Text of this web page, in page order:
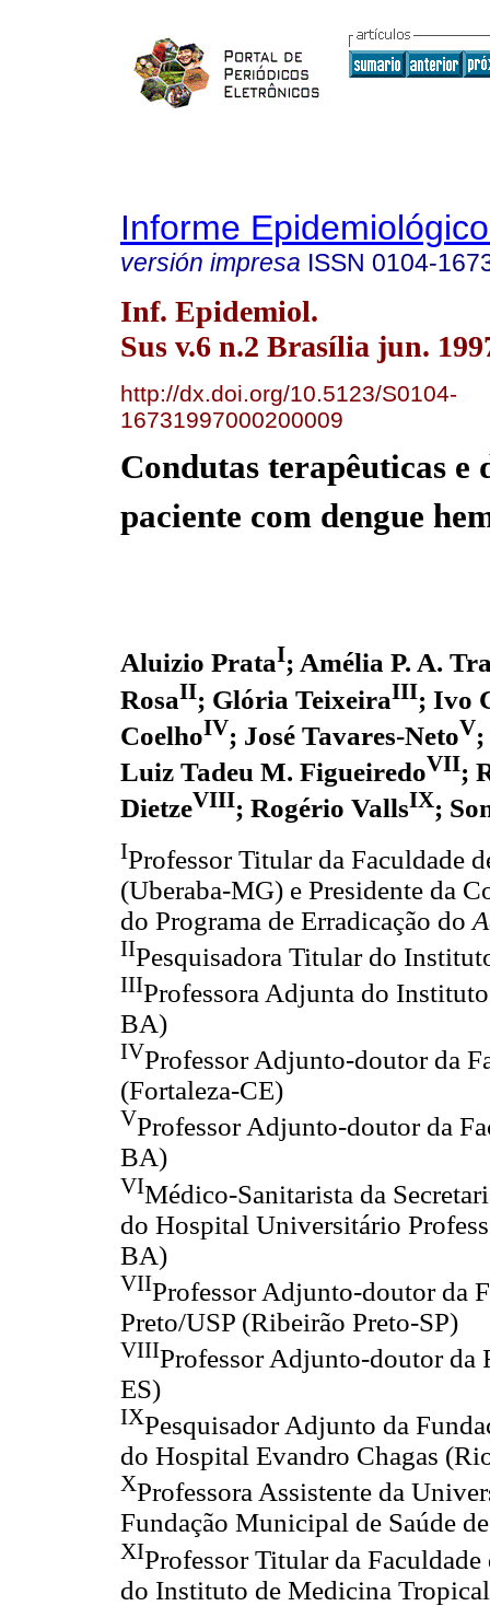
Informe
versión impresa ISSN 0104-
Inf. Epidemiol.
Sus v.6 n.2 Brasília jun.
http://dx.doi.org/10.5123/S0104-
16731997000200009
Condutas terapêuticas e
paciente com dengue
Aluizio PrataI; Amélia P. A.
RosaII; Glória TeixeiraIII; Ivo
CoelhoIV; José Tavares-NetoV
Luiz Tadeu M. FigueiredoVII;
DietzeVIII; Rogério VallsIX;
IProfessor Titular da Faculdade
(Uberaba-MG) e Presidente da
do Programa de Erradicação do
IIPesquisadora Titular do
IIIProfessora Adjunta do
BA)
IVProfessor Adjunto-doutor da
(Fortaleza-CE)
VProfessor Adjunto-doutor da
BA)
VIMédico-Sanitarista da
do Hospital Universitário
BA)
VIIProfessor Adjunto-doutor da
Preto/USP (Ribeirão Preto-SP)
VIIIProfessor Adjunto-doutor da
ES)
IXPesquisador Adjunto da
do Hospital Evandro Chagas
XProfessora Assistente da
Fundação Municipal de Saúde
XIProfessor Titular da
do Instituto de Medicina